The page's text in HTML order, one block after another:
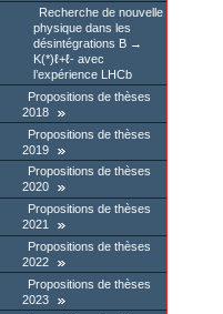
Recherche de nouvelle
physique dans les
désintégrations B →
K(*)ℓ+ℓ- avec
l’expérience LHCb
Propositions de thèses
2018
Propositions de thèses
2019
Propositions de thèses
2020
Propositions de thèses
2021
Propositions de thèses
2022
Propositions de thèses
2023